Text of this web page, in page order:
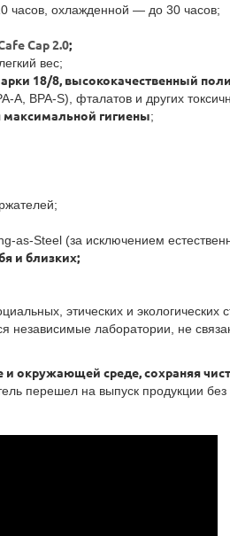
часов, охлажденной — до 30 часов;
Cap 2.0;
вес;
18/8, высококачественный
A, BPA-S), фталатов и других
максимальной гигиены;
as-Steel (за исключением
и близких;
этических и
независимые лаборатории, не
окружающей среде, сохраняя
перешел на выпуск продукции